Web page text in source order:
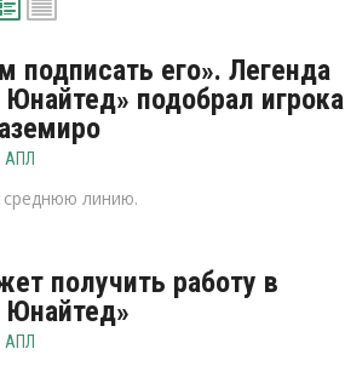
подписать его». Легенда
подобрал игрока
АПЛ
линию.
получить работу в
Юнайтед»
АПЛ